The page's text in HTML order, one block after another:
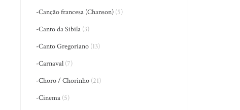
-Canção francesa (Chanson) (5)
-Canto da Sibila (3)
-Canto Gregoriano (13)
-Carnaval (7)
-Choro / Chorinho (21)
-Cinema (5)